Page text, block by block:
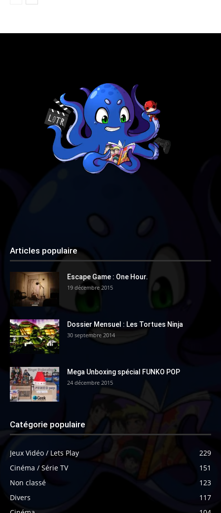
Articles populaire
Escape Game : One Hour.
19 décembre 2015
Dossier Mensuel : Les Tortues Ninja
30 septembre 2014
Mega Unboxing spécial FUNKO POP
24 décembre 2015
Catégorie populaire
Jeux Vidéo / Lets Play
229
Cinéma / Série TV
151
Non classé
123
Divers
117